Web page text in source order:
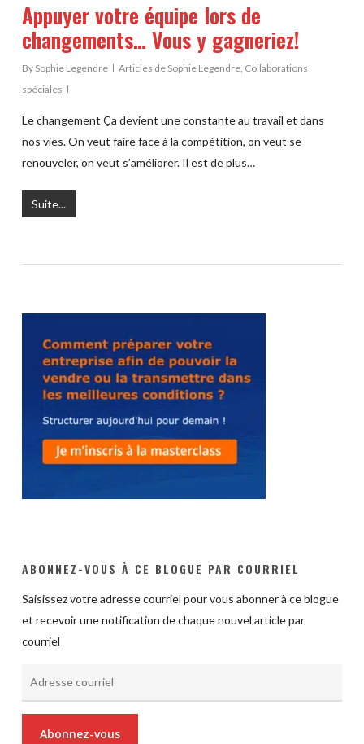
Appuyer votre équipe lors de
changements… Vous y gagneriez!
By Sophie Legendre Articles de Sophie Legendre, Collaborations
spéciales
Le changement Ça devient une constante au travail et dans
nos vies. On veut faire face à la compétition, on veut se
renouveler, on veut s’améliorer. Il est de plus…
Suite...
ABONNEZ-VOUS À CE BLOGUE PAR COURRIEL
Saisissez votre adresse courriel pour vous abonner à ce blogue
et recevoir une notification de chaque nouvel article par
courriel
Abonnez-vous